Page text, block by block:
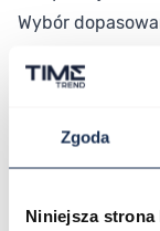
Zgoda
Niniejsza
Wybór
nurkowania
niezawodność
charakter